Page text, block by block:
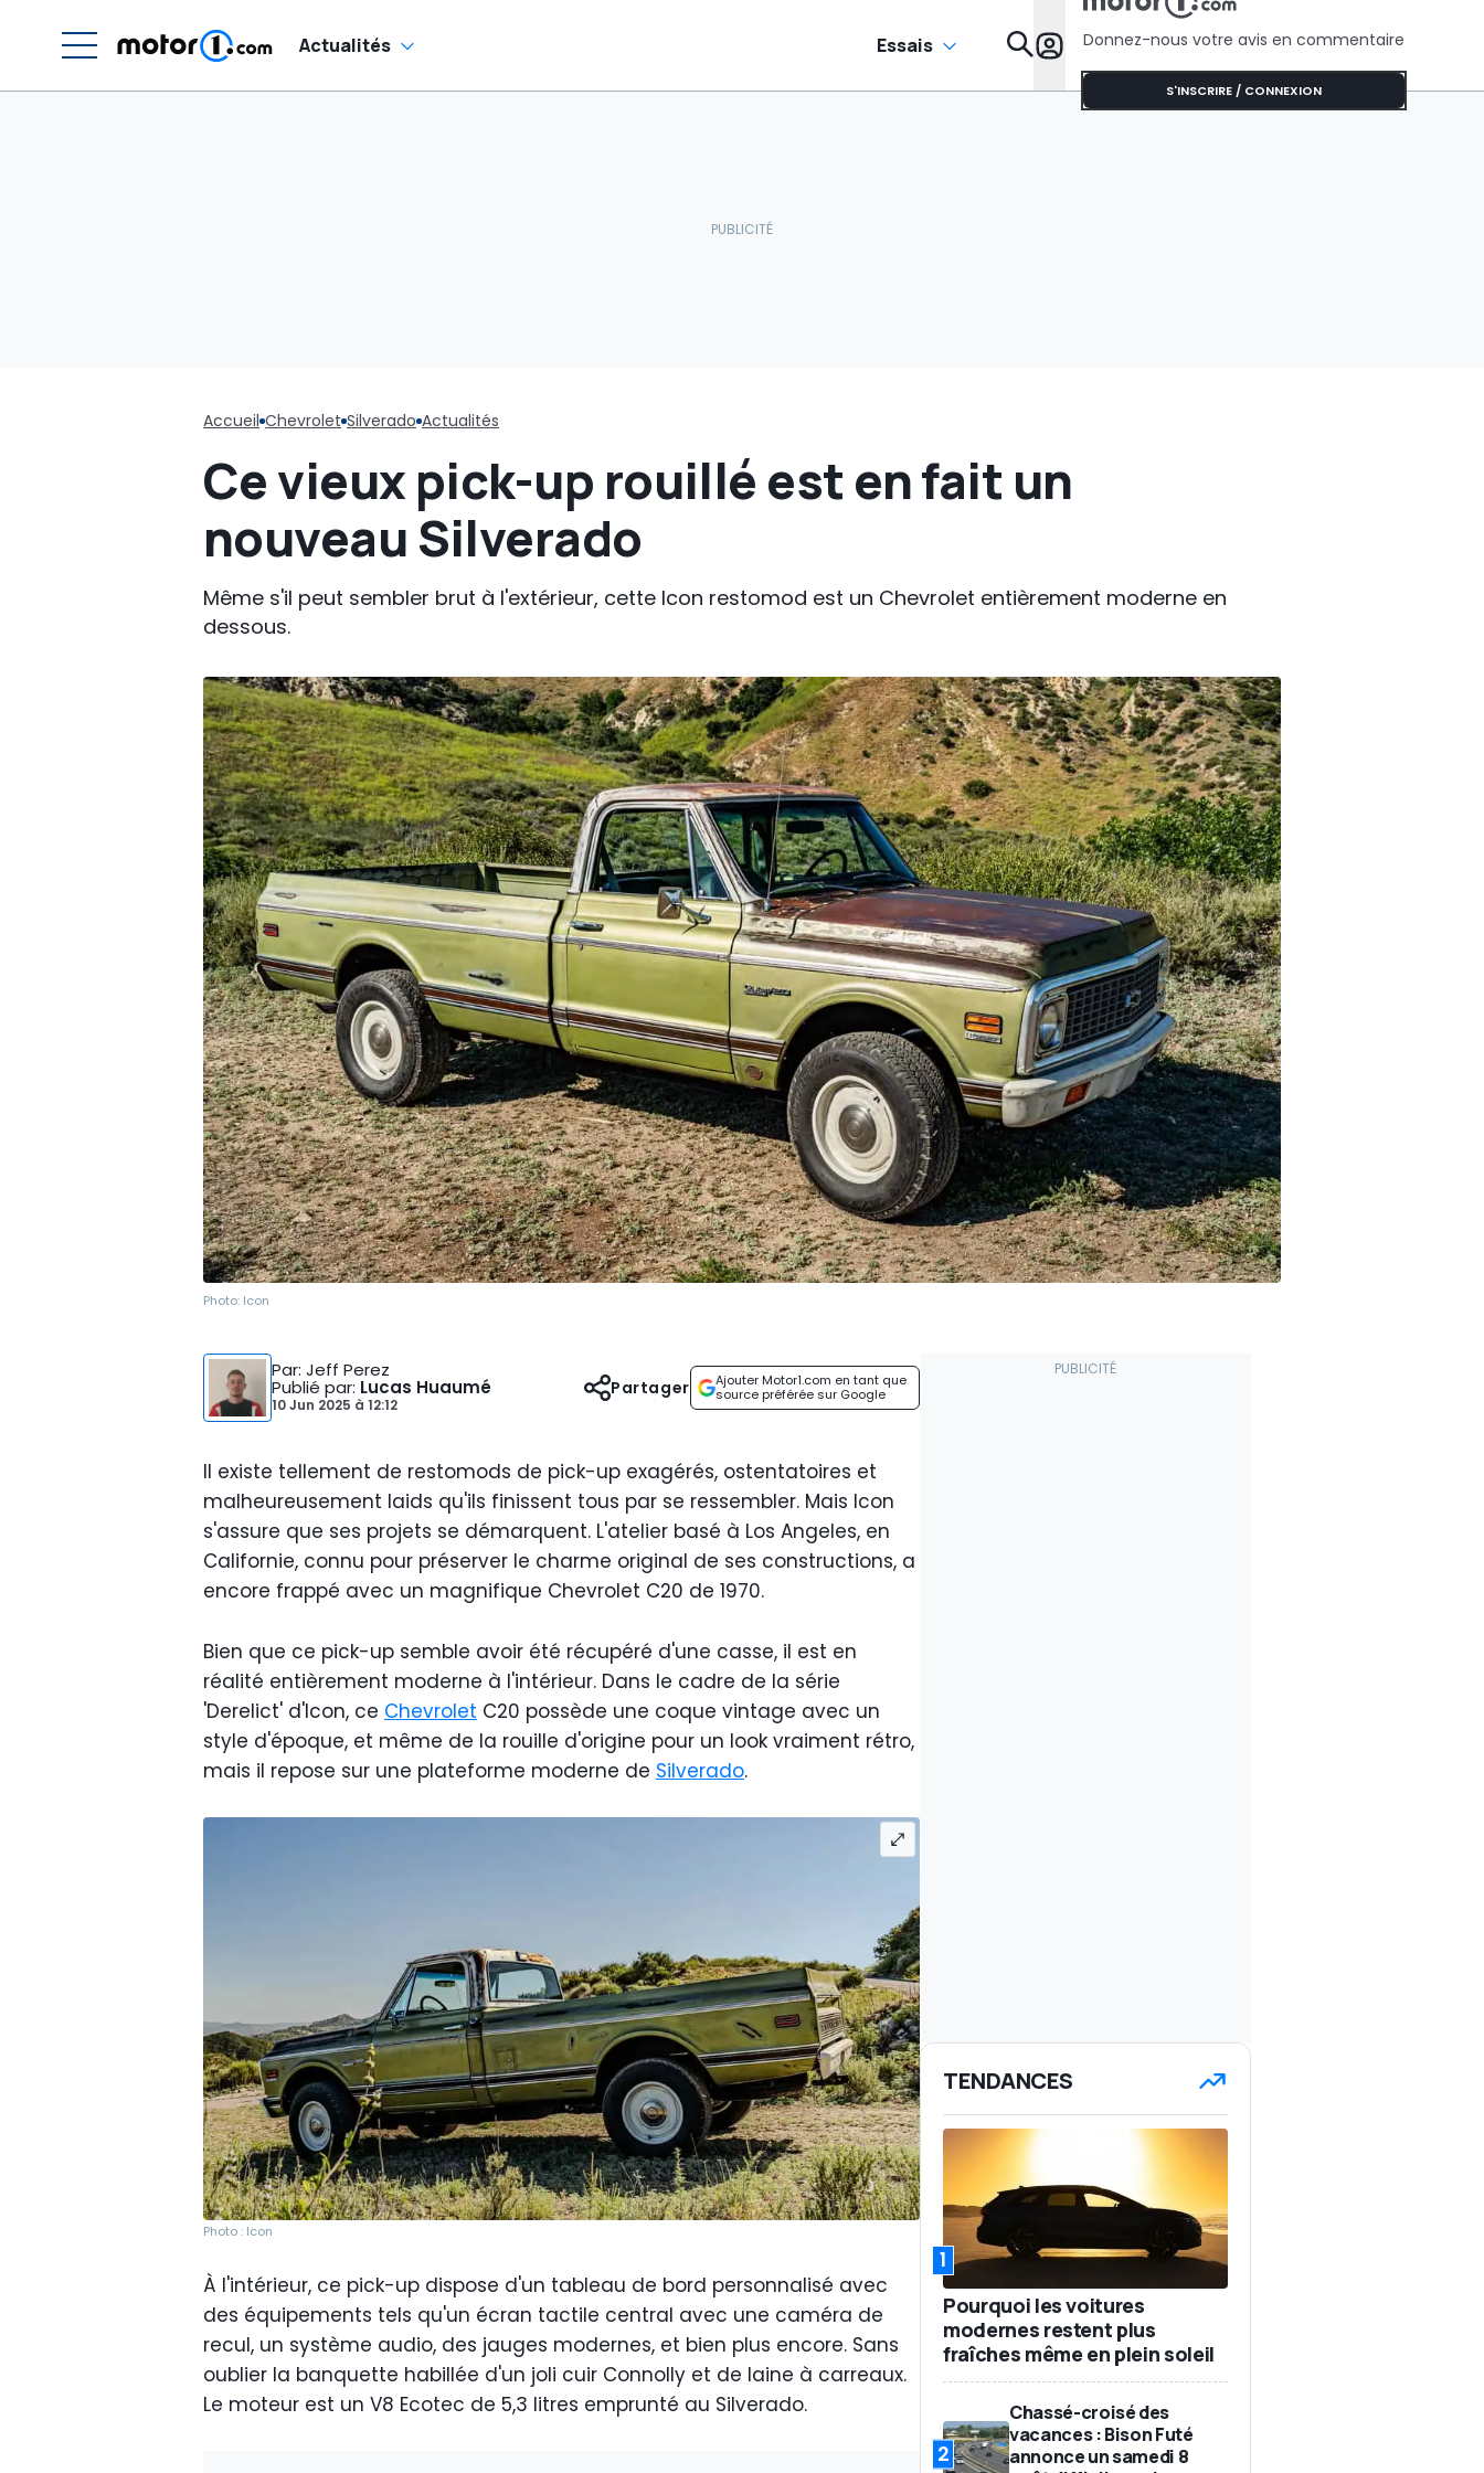
Actualités Essais Donnez-nous votre avis en commentaire
S'INSCRIRE / CONNEXION
Accueil Chevrolet Silverado Actualités
Ce vieux pick-up rouillé est en fait un
nouveau Silverado
Même s'il peut sembler brut à l'extérieur, cette Icon restomod est un Chevrolet entièrement moderne en
dessous.
Photo: Icon
Par: Jeff Perez
Publié par: Lucas Huaumé
10 Jun 2025 à 12:12
Ajouter Motor1.com en tant que
source préférée sur Google
Partager
Il existe tellement de restomods de pick-up exagérés, ostentatoires et
malheureusement laids qu'ils finissent tous par se ressembler. Mais Icon
s'assure que ses projets se démarquent. L'atelier basé à Los Angeles, en
Californie, connu pour préserver le charme original de ses constructions, a
encore frappé avec un magnifique Chevrolet C20 de 1970.
Bien que ce pick-up semble avoir été récupéré d'une casse, il est en
réalité entièrement moderne à l'intérieur. Dans le cadre de la série
'Derelict' d'Icon, ce Chevrolet C20 possède une coque vintage avec un
style d'époque, et même de la rouille d'origine pour un look vraiment rétro,
mais il repose sur une plateforme moderne de Silverado.
Photo : Icon
À l'intérieur, ce pick-up dispose d'un tableau de bord personnalisé avec
des équipements tels qu'un écran tactile central avec une caméra de
recul, un système audio, des jauges modernes, et bien plus encore. Sans
oublier la banquette habillée d'un joli cuir Connolly et de laine à carreaux.
Le moteur est un V8 Ecotec de 5,3 litres emprunté au Silverado.
TENDANCES
1
Pourquoi les voitures
modernes restent plus
fraîches même en plein soleil
2
Chassé-croisé des
vacances : Bison Futé
annonce un samedi 8
l’Australie